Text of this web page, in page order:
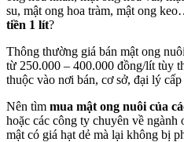
su, mật ong hoa tràm, mật ong
tiền 1 lít?
Thông thường giá bán mật ong
từ 250.000 – 400.000 đồng/lít tùy
thuộc vào nơi bán, cơ sở, đại lý
Nên tìm mua mật ong nuôi của
hoặc các công ty chuyên về
mật có giá hạt dẻ mà lại không bị